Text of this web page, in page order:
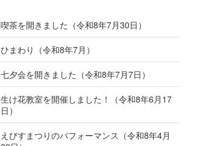
喫茶を開きました（令和8年7月30日）
ひまわり（令和8年7月）
七夕会を開きました（令和8年7月7日）
生け花教室を開催しました！（令和8年6月17
日）
えびすまつりのパフォーマンス（令和8年4月